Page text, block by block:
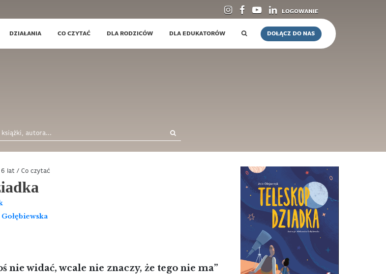
DZIAŁANIA CO CZYTAĆ DLA RODZICÓW DLA EDUKATORÓW DOŁĄCZ DO NAS
LOGOWANIE
6 lat / Co czytać
nie widać, wcale nie znaczy, że tego nie ma”